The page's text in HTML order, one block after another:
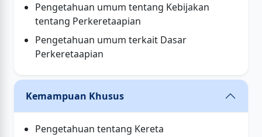
Pengetahuan umum tentang Kebijakan
tentang Perkeretaapian
Pengetahuan umum terkait Dasar
Perkeretaapian
Kemampuan Khusus
Pengetahuan tentang Kereta